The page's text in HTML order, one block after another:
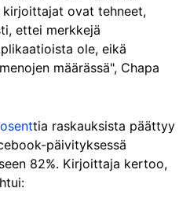
ovat tehneet,
ettei merkkejä
ole, eikä
määrässä", Chapa
tia raskauksista päättyy
päivityksessä
82%. Kirjoittaja kertoo,